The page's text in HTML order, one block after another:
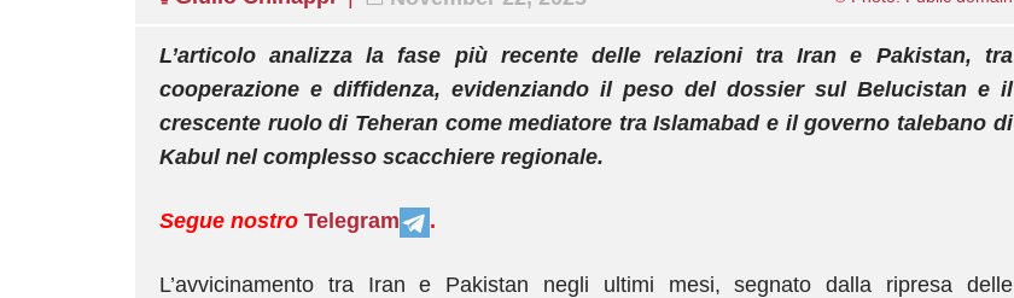
L’articolo analizza la fase più recente delle relazioni tra Iran e Pakistan, tra
cooperazione e diffidenza, evidenziando il peso del dossier sul Belucistan e il
crescente ruolo di Teheran come mediatore tra Islamabad e il governo talebano di
Kabul nel complesso scacchiere regionale.
Segue nostro Telegram .
L’avvicinamento tra Iran e Pakistan negli ultimi mesi, segnato dalla ripresa delle